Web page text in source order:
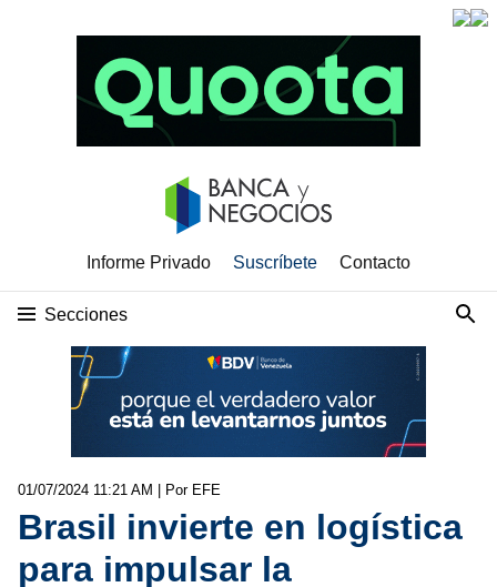
Informe Privado Suscríbete Contacto
Secciones
01/07/2024 11:21 AM | Por EFE
Brasil invierte en logística
para impulsar la